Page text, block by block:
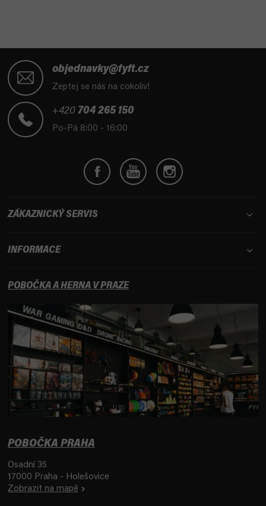
objednavky@fyft.cz
Zeptej se nás na cokoliv!
+420 704 265 150
Po-Pá 8:00 - 16:00
ZÁKAZNICKÝ SERVIS
INFORMACE
POBOČKA A HERNA V PRAZE
POBOČKA PRAHA
Osadní 35
17000 Praha - Holešovice
Zobrazit na mapě